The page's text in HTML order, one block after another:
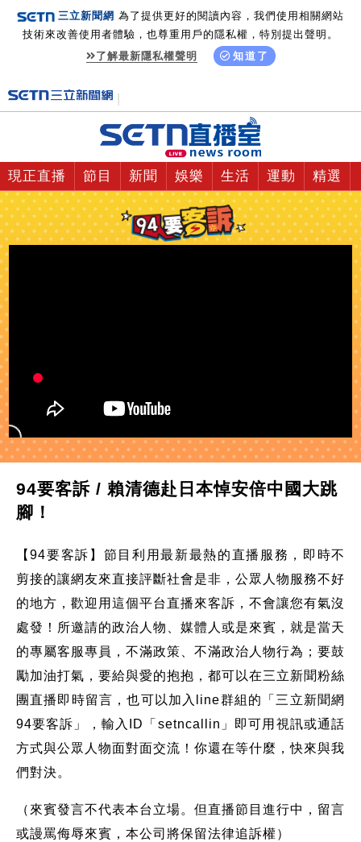
三立新聞網 為了提供更好的閱讀內容，我們使用相關網站
技術來改善使用者體驗，也尊重用戶的隱私權，特別提出聲明。
了解最新隱私權聲明
知道了
現正直播 節目 新聞 娛樂 生活 運動 精選
94要客訴 / 賴清德赴日本悼安倍中國大跳
腳！
【94要客訴】節目利用最新最熱的直播服務，即時不
剪接的讓網友來直接評斷社會是非，公眾人物服務不好
的地方，歡迎用這個平台直播來客訴，不會讓您有氣沒
處發！所邀請的政治人物、媒體人或是來賓，就是當天
的專屬客服專員，不滿政策、不滿政治人物行為；要鼓
勵加油打氣，要給與愛的抱抱，都可以在三立新聞粉絲
團直播即時留言，也可以加入line群組的「三立新聞網
94要客訴」，輸入ID「setncallin」即可用視訊或通話
方式與公眾人物面對面交流！你還在等什麼，快來與我
們對決。
（來賓發言不代表本台立場。但直播節目進行中，留言
或謾罵侮辱來賓，本公司將保留法律追訴權）